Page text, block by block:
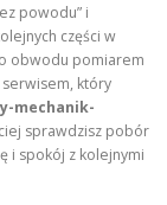
powodu” i
części w
obwodu pomiarem
serwisem, który
mechanik-
sprawdzisz pobór
i spokój z kolejnymi